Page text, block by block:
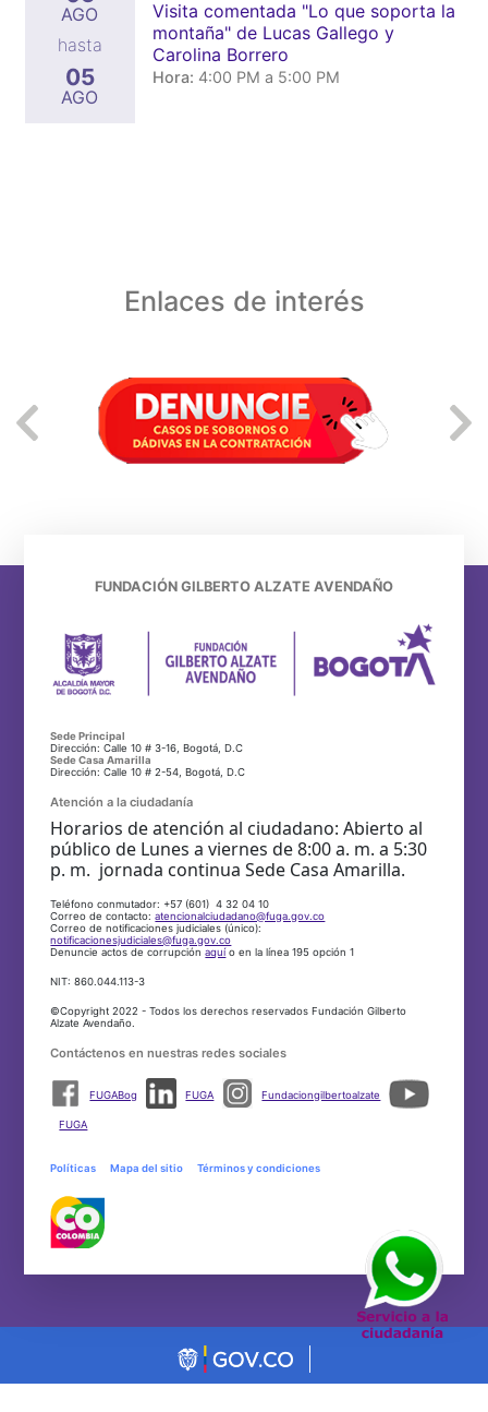
AGO
hasta
05
AGO
Visita comentada "Lo que soporta la
montaña" de Lucas Gallego y
Carolina Borrero
Hora: 4:00 PM a 5:00 PM
Enlaces de interés
FUNDACIÓN GILBERTO ALZATE AVENDAÑO
Sede Principal
Dirección: Calle 10 # 3-16, Bogotá, D.C
Sede Casa Amarilla
Dirección: Calle 10 # 2-54, Bogotá, D.C
Atención a la ciudadanía
Horarios de atención al ciudadano: Abierto al
público de Lunes a viernes de 8:00 a. m. a 5:30
p. m. jornada continua Sede Casa Amarilla.
Teléfono conmutador: +57 (601) 4 32 04 10
Correo de contacto:atencionalciudadano@fuga.gov.co
Correo de notificaciones judiciales (único):
notificacionesjudiciales@fuga.gov.co
Denuncie actos de corrupciónaquío en la línea 195 opción 1
NIT: 860.044.113-3
©Copyright 2022 - Todos los derechos reservados Fundación Gilberto
Alzate Avendaño.
Contáctenos en nuestras redes sociales
FUGABog FUGA Fundaciongilbertoalzate
FUGA
Políticas Mapa del sitio Términos y condiciones